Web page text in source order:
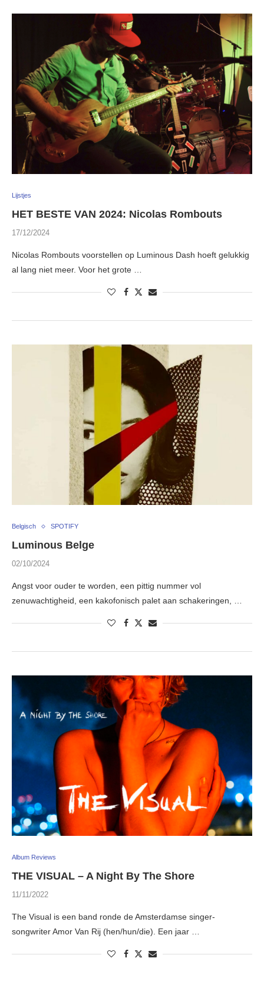
Lijstjes
HET BESTE VAN 2024: Nicolas Rombouts
17/12/2024
Nicolas Rombouts voorstellen op Luminous Dash hoeft gelukkig
al lang niet meer. Voor het grote …
Belgisch SPOTIFY
Luminous Belge
02/10/2024
Angst voor ouder te worden, een pittig nummer vol
zenuwachtigheid, een kakofonisch palet aan schakeringen, …
Album Reviews
THE VISUAL – A Night By The Shore
11/11/2022
The Visual is een band ronde de Amsterdamse singer-
songwriter Amor Van Rij (hen/hun/die). Een jaar …